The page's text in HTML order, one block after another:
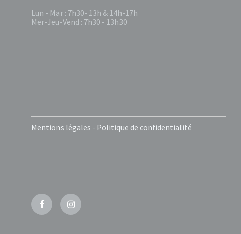
Lun - Mar : 7h30- 13h & 14h-17h
Mer-Jeu-Vend : 7h30 - 13h30
Mentions légales - Politique de confidentialité
FacebookInstagram